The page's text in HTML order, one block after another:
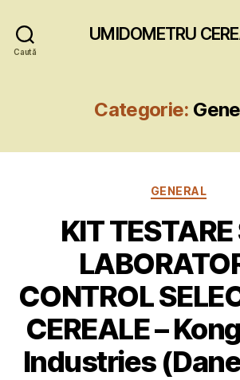
Caută
UMIDOMETRU
Categorie:
Categorii
GENERAL
KIT TESTARE
CONTROL
CEREALE –
Industries